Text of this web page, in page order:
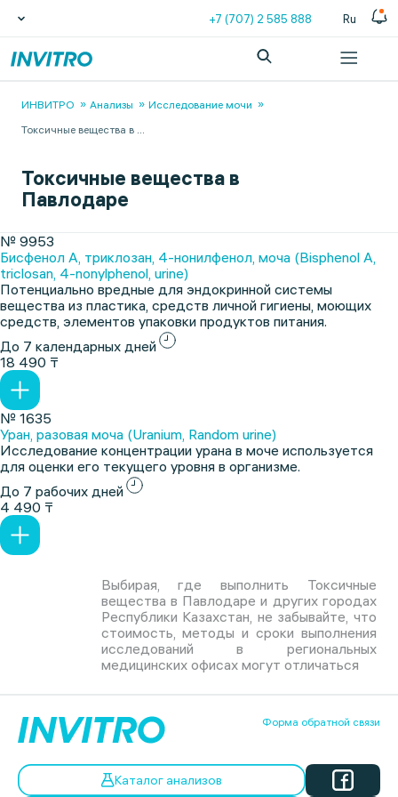
+7 (707) 2 585 888 Ru
ИНВИТРО Анализы
Исследование мочи
Токсичные вещества в ...
Токсичные вещества в
Павлодаре
№ 9953
Бисфенол А, триклозан, 4-нонилфенол, моча (Bisphenol A,
triclosan, 4-nonylphenol, urine)
Потенциально вредные для эндокринной системы
вещества из пластика, средств личной гигиены, моющих
средств, элементов упаковки продуктов питания.
До 7 календарных дней
18 490 ₸
№ 1635
Уран, разовая моча (Uranium, Random urine)
Исследование концентрации урана в моче используется
для оценки его текущего уровня в организме.
До 7 рабочих дней
4 490 ₸
Выбирая, где выполнить Токсичные
вещества в Павлодаре и других городах
Республики Казахстан, не забывайте, что
стоимость, методы и сроки выполнения
исследований в региональных
медицинских офисах могут отличаться
Форма обратной связи
Каталог анализов